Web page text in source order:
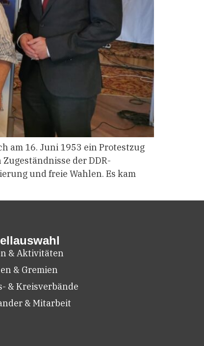
am 16. Juni 1953 ein Protestzug
der DDR-
und freie Wahlen. Es kam
& Aktivitäten
& Gremien
& Kreisverbände
& Mitarbeit